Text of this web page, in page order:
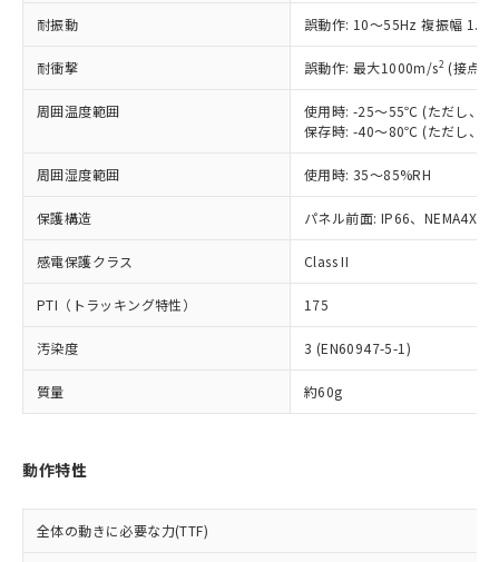
耐振動 誤動作: 10～55Hz 複振幅
耐衝撃 誤動作: 最大1000m/s2 (接点
周囲温度範囲
使用時: -25～55℃ (ただし、氷
保存時: -40～80℃ (ただし、氷
周囲湿度範囲 使用時: 35～85%RH
保護構造 パネル前面: IP66、NEMA4X,
感電保護クラス Class II
PTI（トラッキング特性） 175
汚染度 3 (EN60947-5-1)
質量 約60g
動作特性
全体の動きに必要な力(TTF)
記載している更新日時点での社内デー
タに基づき作成されるものであり、閲
覧された時点での実際の在庫および標
準価格とは異なる場合があることをご
正式な納期状況および標準価格はお客
様のお取引先、またはお客様担当のオ
ムロン制御機器販売店・当社販売員に
オムロン制御機器販売店や当社販売拠
販売ネットワーク
」をご確認
ください。
在庫状況および標準価格結果を当社の
事前の承諾なく第三者に漏洩または開
示しないようお願いします。
マイパーツ機能（部品リスト作成サー
ビス）をご利用いただくには、I-Web
メンバーズにご登録されている必要が
および当社の共同利用者が、当社の製
品・サービスに関するお客様との取
鉛(Pb) 1000ppm以下、 水銀(Hg) 1000ppm以下、 カド
六価クロム(Cr(Ⅵ)) 1000ppm以下、ポリ臭化ビフェニル
類(PBB) 1000ppm以下、ポリ臭化ジフェニルエーテル類
(PBDE) 1000ppm以下、フタル酸ビス(2-エチルヘキシ
ル) (DEHP)(別名：DOP) 1000ppm以下、フタル酸ブチ
ルベンジル（BBP） 1000ppm以下、フタル酸ジブチル
（DBP） 1000ppm以下、フタル酸ジイソブチル
(DIBP) 1000ppm以下
但し、RoHS指令で産業用監視および制御機器に対する
適用除外項目は除く。
フタル酸エステル類の４物質については閾値を超える意
図的な使用がないことを確認しています。
※2 対応予定月
部品在庫の切り替え状況などにより、予定
月が前後することがあります。
下記の非含有証明書をダウンロードするこ
とができます。
*中国RoHS10物質の基準値 (GB/T26572)：
Pb(鉛) :1000ppm、 Hg(水銀) : 1000ppm、 Cd(カドミウ
Cr(Ⅵ)(六価クロム) : 1000ppm、 PBBs(ポリ臭化ビフェ
ニル類) : 1000ppm、 PBDEs(ポリ臭化ジフェニルエーテ
ル) : 1000ppm、
DEHP(フタル酸ビス(2-エチルヘキシル)) : 1000ppm
※2 環境保護使用期限
「ｅ」：有害物質（10物質）のすべてが基
準値以下であることを示します。
「10」：通常の使用状況下において有害物
質が外部に漏えいし、環境に深刻な影響を
及ぼさない年数を意味します。
（以下｢規制貨物等」という）を輸出
または国外への提供する場合は、日本
国政府の輸出許可(または役務取引許
可)を取得するなどの必要な手続きを
当社は規制貨物を破棄する場合は、完
全に破砕するなど、違法に輸出されな
いよう必要な手段を講じます。
当社は貴社製品を、核兵器、ミサイ
ル、化学兵器、生物兵器またはその他
武器並びにこれらの製造装置等に一切
使用いたしません。
当社は、貴社製品を第三者に販売する
場合は、上記1、2および3の内容を当
該第三者に通知します。また当社は、
販売先および販売に係わる関係者が違
法に輸出するおそれがある場合は、取
り引きをいたしません。
○ 一定数以上の在庫あり
△ 一定数には満たないが在庫あり
在庫なし(最新の在庫状況につ
いては、お客様のお取引先、ま
たはお客様担当のオムロン制御
機器販売店・当社販売員にご確
認ください)
受注生産機種、また在庫状況の
情報を公開していない機種